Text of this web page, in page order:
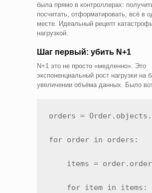
была прямо в контроллерах:
посчитать, отформатировать, всё в
месте. Идеальный рецепт
нагрузкой.
Шаг первый: убить N+1
N+1 это не просто «медленно». Это
экспоненциальный рост нагрузки на
увеличении объёма данных. Было
orders =
for order in orders:
items =
for item in items: